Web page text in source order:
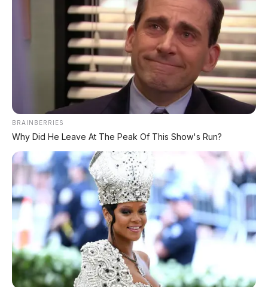
Ikuti Halaman
KATEGORIOTOMOTIF
Review Mobil
Spesifikasi Motor
Tips & Perawatan
Event Otomotif
Daftar Harga OTR
🔥 UNIT LELANG RESMI
CUCI GUDANG DEALER 2026
HARGA MULAI
BRAINBERRIES
Why Did He Leave At The Peak Of This Show's Run?